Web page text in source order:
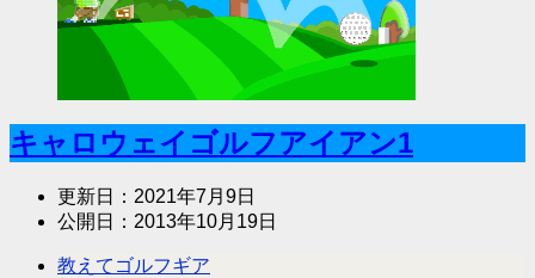
キャロウェイゴルフアイアン1
更新日： 2021年7月9日
公開日： 2013年10月19日
教えてゴルフギア